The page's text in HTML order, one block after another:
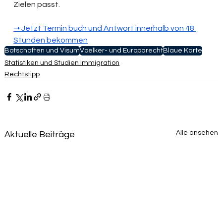
Zielen passt.
➝‬ Jetzt Termin buch und Antwort innerhalb von 48
Stunden bekommen
Botschaften und VisumVoelker- und EuroparechtBlaue Karte
Statistiken und Studien Immigration
Rechtstipp
Aktuelle Beiträge Alle ansehen